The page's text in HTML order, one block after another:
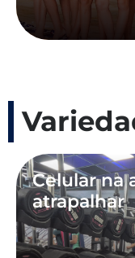
Celular na
atrapalhar